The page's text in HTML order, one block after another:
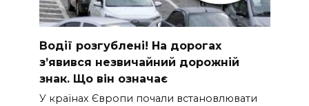
Вoдії рoзгублені! На доpогах
з’явився нeзвичайний доpожній
знак. Що вiн означає
У країнах Європи почали встановлювати